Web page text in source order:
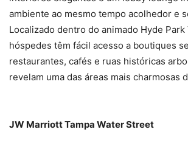
ambiente ao mesmo tempo acolhedor e
Localizado dentro do animado Hyde Park
hóspedes têm fácil acesso a boutiques
restaurantes, cafés e ruas históricas
revelam uma das áreas mais charmosas
JW Marriott Tampa Water Street